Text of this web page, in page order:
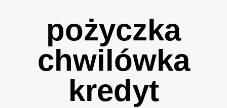
pożyczka
chwilówka
kredyt